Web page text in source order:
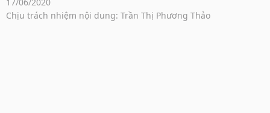
Chịu trách nhiệm nội dung: Trần Thị Phương Thảo